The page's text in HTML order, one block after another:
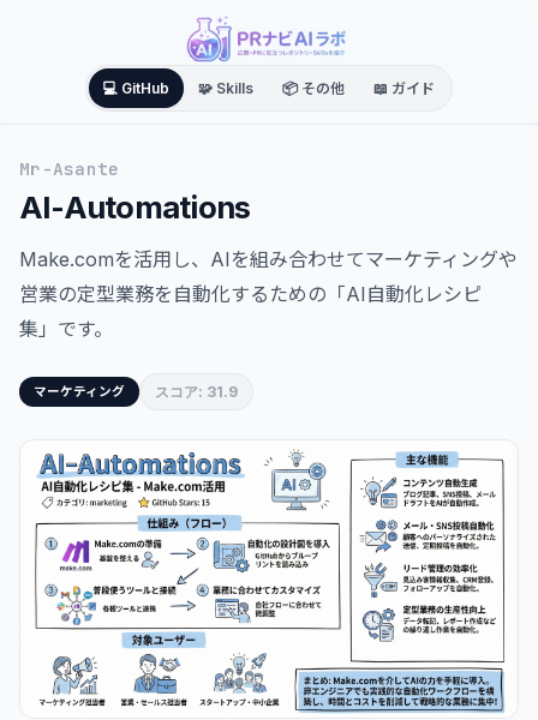
💻 GitHub 🧩 Skills 📦 その他 📖 ガイド
Mr-Asante
AI-Automations
Make.comを活用し、AIを組み合わせてマーケティングや
営業の定型業務を自動化するための「AI自動化レシピ
集」です。
マーケティング スコア: 31.9